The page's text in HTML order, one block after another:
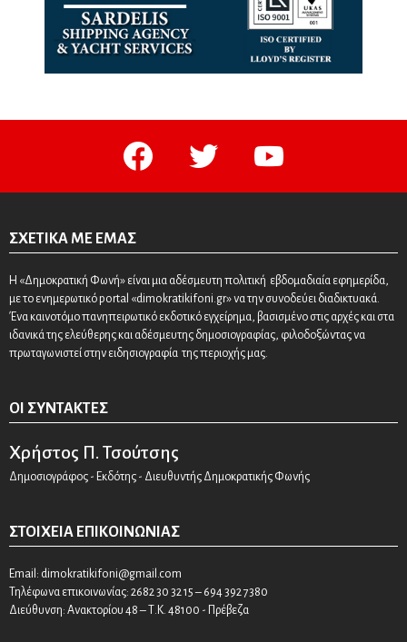
facebook twitter youtube
ΣΧΕΤΙΚΆ ΜΕ ΕΜΆΣ
Η «Δημοκρατική Φωνή» είναι μια αδέσμευτη πολιτική εβδομαδιαία εφημερίδα,
με το ενημερωτικό portal «dimokratikifoni.gr» να την συνοδεύει διαδικτυακά.
Ένα καινοτόμο πανηπειρωτικό εκδοτικό εγχείρημα, βασισμένο στις αρχές και στα
ιδανικά της ελεύθερης και αδέσμευτης δημοσιογραφίας, φιλοδοξώντας να
πρωταγωνιστεί στην ειδησιογραφία της περιοχής μας.
ΟΙ ΣΥΝΤΆΚΤΕΣ
Χρήστος Π. Τσούτσης
Δημοσιογράφος - Εκδότης - Διευθυντής Δημοκρατικής Φωνής
ΣΤΟΙΧΕΊΑ ΕΠΙΚΟΙΝΩΝΊΑΣ
Email: dimokratikifoni@gmail.com
Τηλέφωνα επικοινωνίας: 2682 30 32 15 – 694 392 7380
Διεύθυνση: Ανακτορίου 48 – Τ.Κ. 48100 - Πρέβεζα